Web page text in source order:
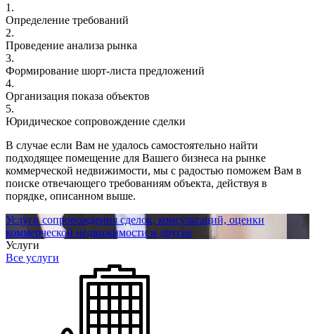
1.
Определение требований
2.
Проведение анализа рынка
3.
Формирование шорт-листа предложений
4.
Организация показа объектов
5.
Юридическое сопровождение сделки
В случае если Вам не удалось самостоятельно найти
подходящее помещение для Вашего бизнеса на рынке
коммерческой недвижимости, мы с радостью поможем Вам в
поиске отвечающего требованиям объекта, действуя в
порядке, описанном выше.
Услуги сопровождения сделок, консультаций, оценки
коммерческой недвижимости и другие
Услуги
Все услуги